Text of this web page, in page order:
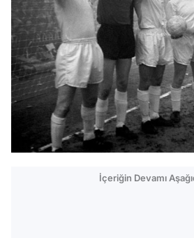
İçeriğin Devamı